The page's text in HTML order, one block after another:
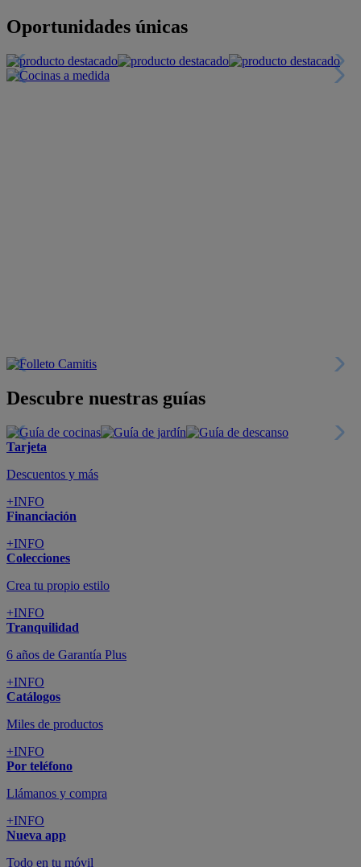
Oportunidades únicas
Descubre nuestras guías
Tarjeta
Descuentos y más
+INFO
Financiación
+INFO
Colecciones
Crea tu propio estilo
+INFO
Tranquilidad
6 años de Garantía Plus
+INFO
Catálogos
Miles de productos
+INFO
Por teléfono
Llámanos y compra
+INFO
Nueva app
Todo en tu móvil